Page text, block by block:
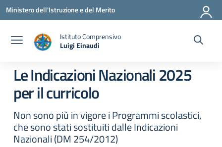
Vai ai contenuti
Vai al menu di navigazione
Vai al footer
Ministero dell'Istruzione e del Merito
Istituto Comprensivo
Luigi Einaudi
— Visita la pagina iniziale della scuola
Le Indicazioni Nazionali 2025
per il curricolo
Non sono più in vigore i Programmi scolastici,
che sono stati sostituiti dalle Indicazioni
Nazionali (DM 254/2012)